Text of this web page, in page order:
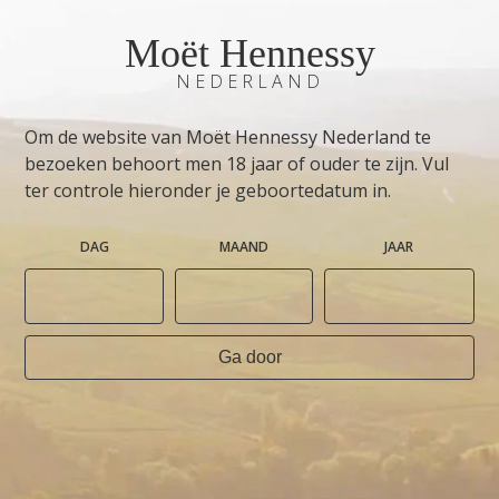
Moët Hennessy
NEDERLAND
Om de website van Moët Hennessy Nederland te
bezoeken behoort men 18 jaar of ouder te zijn. Vul
ter controle hieronder je geboortedatum in.
DAG MAAND JAAR